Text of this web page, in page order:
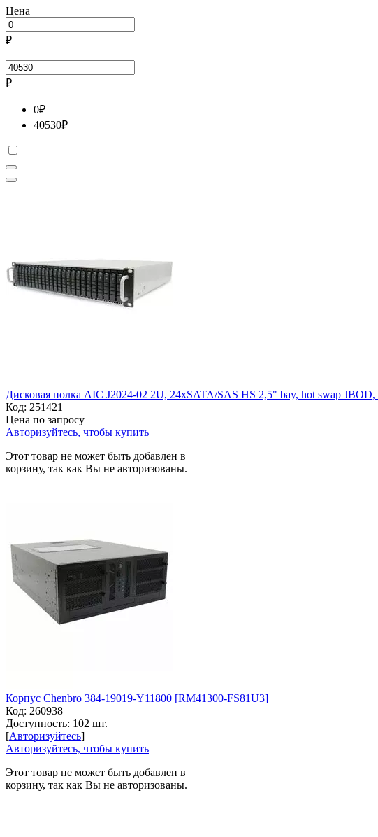
Цена
₽
–
₽
0₽
40530₽
Дисковая полка AIC J2024-02 2U, 24xSATA/SAS HS 2,5" bay, hot swap
Код: 251421
Цена по запросу
Авторизуйтесь, чтобы купить
Этот товар не может быть добавлен в
корзину, так как Вы не авторизованы.
Корпус Chenbro 384-19019-Y11800 [RM41300-FS81U3]
Код: 260938
Доступность: 102 шт.
[Авторизуйтесь]
Авторизуйтесь, чтобы купить
Этот товар не может быть добавлен в
корзину, так как Вы не авторизованы.